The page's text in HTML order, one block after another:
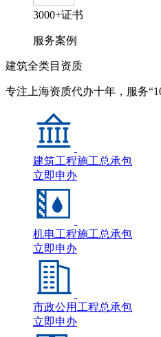
3000+证书
服务案例
建筑全类目资质
专注上海资质代办十年，服务
建筑工程施工总承包
立即申办
机电工程施工总承包
立即申办
市政公用工程总承包
立即申办